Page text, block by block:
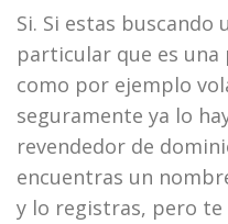
Si. Si estas
particular que es
como por ejemplo
seguramente ya lo
revendedor de
encuentras un
y lo registras, pero te